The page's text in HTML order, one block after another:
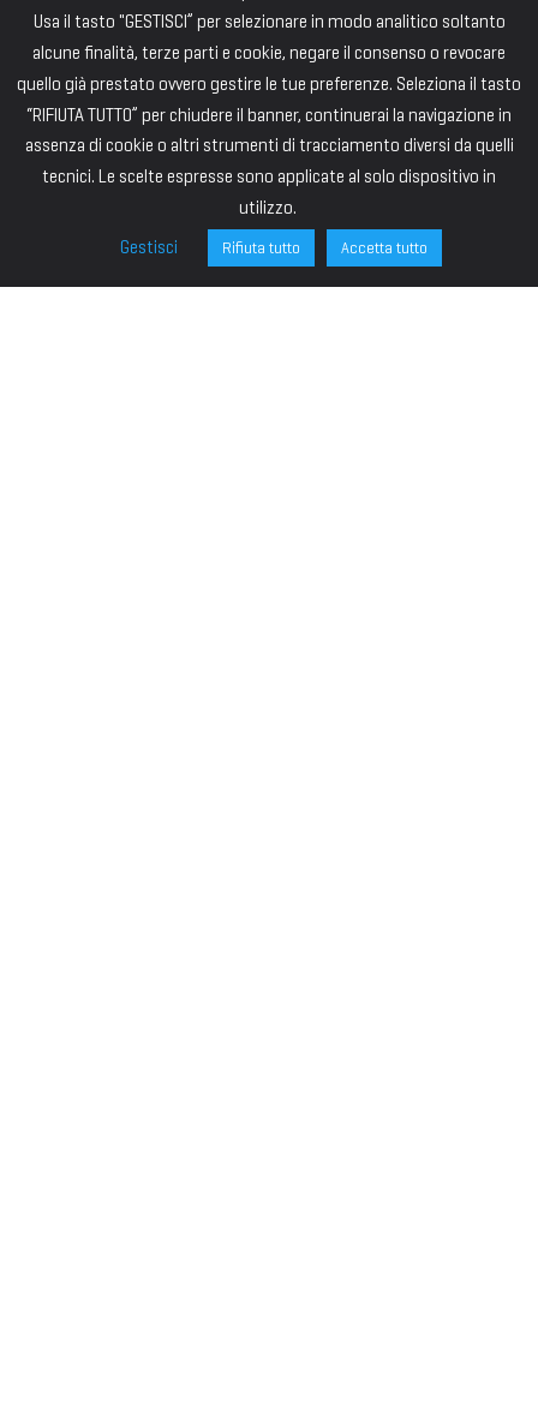
Usa il tasto "GESTISCI” per selezionare in modo analitico soltanto
alcune finalità, terze parti e cookie, negare il consenso o revocare
quello già prestato ovvero gestire le tue preferenze. Seleziona il tasto
“RIFIUTA TUTTO” per chiudere il banner, continuerai la navigazione in
assenza di cookie o altri strumenti di tracciamento diversi da quelli
tecnici. Le scelte espresse sono applicate al solo dispositivo in
utilizzo.
Gestisci
Rifiuta tutto Accetta tutto